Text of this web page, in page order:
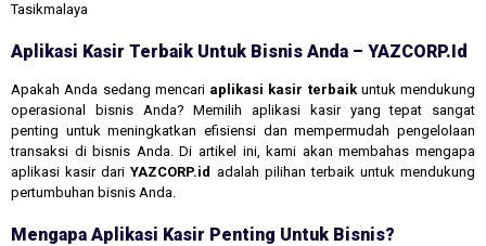
Tasikmalaya
Aplikasi Kasir Terbaik Untuk Bisnis Anda – YAZCORP.id
Apakah Anda sedang mencari aplikasi kasir terbaikuntuk mendukung
operasional bisnis Anda? Memilih aplikasi kasir yang tepat sangat
penting untuk meningkatkan efisiensi dan mempermudah pengelolaan
transaksi di bisnis Anda. Di artikel ini, kami akan membahas mengapa
aplikasi kasir dariYAZCORP.id adalah pilihan terbaik untuk mendukung
pertumbuhan bisnis Anda.
Mengapa Aplikasi Kasir Penting Untuk Bisnis?